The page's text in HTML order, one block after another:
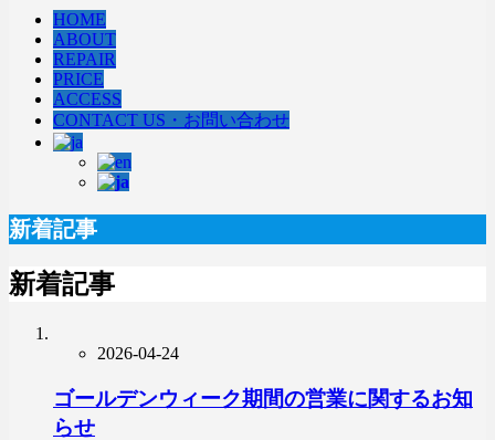
HOME
ABOUT
REPAIR
PRICE
ACCESS
CONTACT US・お問い合わせ
新着記事
新着記事
2026-04-24
ゴールデンウィーク期間の営業に関するお知
らせ